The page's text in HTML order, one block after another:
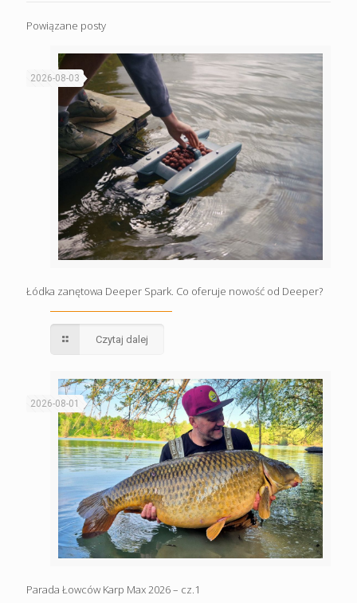
Powiązane posty
2026-08-03
Łódka zanętowa Deeper Spark. Co oferuje nowość od Deeper?
Czytaj dalej
2026-08-01
Parada Łowców Karp Max 2026 – cz.1